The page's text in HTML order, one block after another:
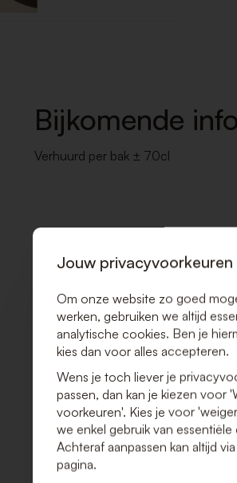
Bijkomende
Verhuurd per bak ± 70cl
Jouw privacyvoorkeuren
Om onze website zo goed
werken, gebruiken we altijd
analytische cookies. Ben je
kies dan voor alles accepteren.
Wens je toch liever je
passen, dan kan je kiezen voor
voorkeuren'. Kies je voor
we enkel gebruik van essentiële
Achteraf aanpassen kan altijd
pagina.